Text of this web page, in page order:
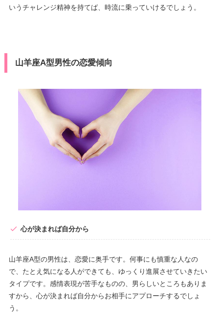
いうチャレンジ精神を持てば、時流に乗っていけるでしょう。
山羊座A型男性の恋愛傾向
心が決まれば自分から
山羊座A型の男性は、恋愛に奥手です。何事にも慎重な人なの
で、たとえ気になる人ができても、ゆっくり進展させていきたい
タイプです。感情表現が苦手なものの、男らしいところもありま
すから、心が決まれば自分からお相手にアプローチするでしょ
う。